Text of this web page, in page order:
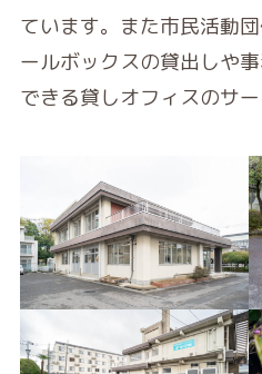
ています。また市民活動
ールボックスの貸出しや
できる貸しオフィスのサ